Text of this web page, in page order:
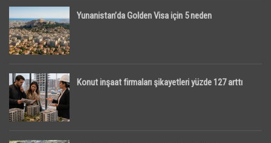
Yunanistan’da Golden Visa için 5 neden
Konut inşaat firmaları şikayetleri yüzde 127 arttı